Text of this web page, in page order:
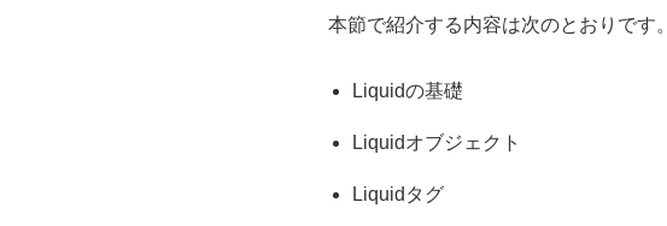
本節で紹介する内容は次のとおりです。
Liquidの基礎
Liquidオブジェクト
Liquidタグ